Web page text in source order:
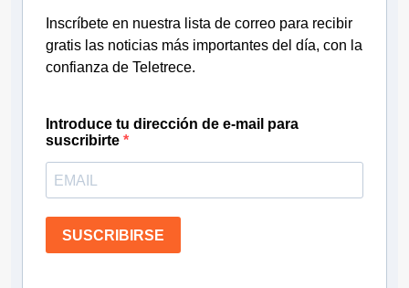
Inscríbete en nuestra lista de correo para recibir
gratis las noticias más importantes del día, con la
confianza de Teletrece.
Introduce tu dirección de e-mail para
suscribirte
SUSCRIBIRSE